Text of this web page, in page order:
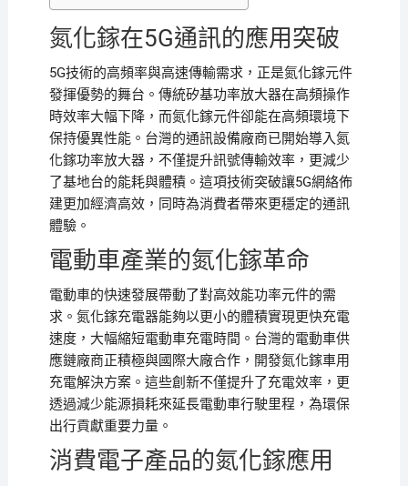
氮化鎵在5G通訊的應用突破
5G技術的高頻率與高速傳輸需求，正是氮化鎵元件
發揮優勢的舞台。傳統矽基功率放大器在高頻操作
時效率大幅下降，而氮化鎵元件卻能在高頻環境下
保持優異性能。台灣的通訊設備廠商已開始導入氮
化鎵功率放大器，不僅提升訊號傳輸效率，更減少
了基地台的能耗與體積。這項技術突破讓5G網絡佈
建更加經濟高效，同時為消費者帶來更穩定的通訊
體驗。
電動車產業的氮化鎵革命
電動車的快速發展帶動了對高效能功率元件的需
求。氮化鎵充電器能夠以更小的體積實現更快充電
速度，大幅縮短電動車充電時間。台灣的電動車供
應鏈廠商正積極與國際大廠合作，開發氮化鎵車用
充電解決方案。這些創新不僅提升了充電效率，更
透過減少能源損耗來延長電動車行駛里程，為環保
出行貢獻重要力量。
消費電子產品的氮化鎵應用